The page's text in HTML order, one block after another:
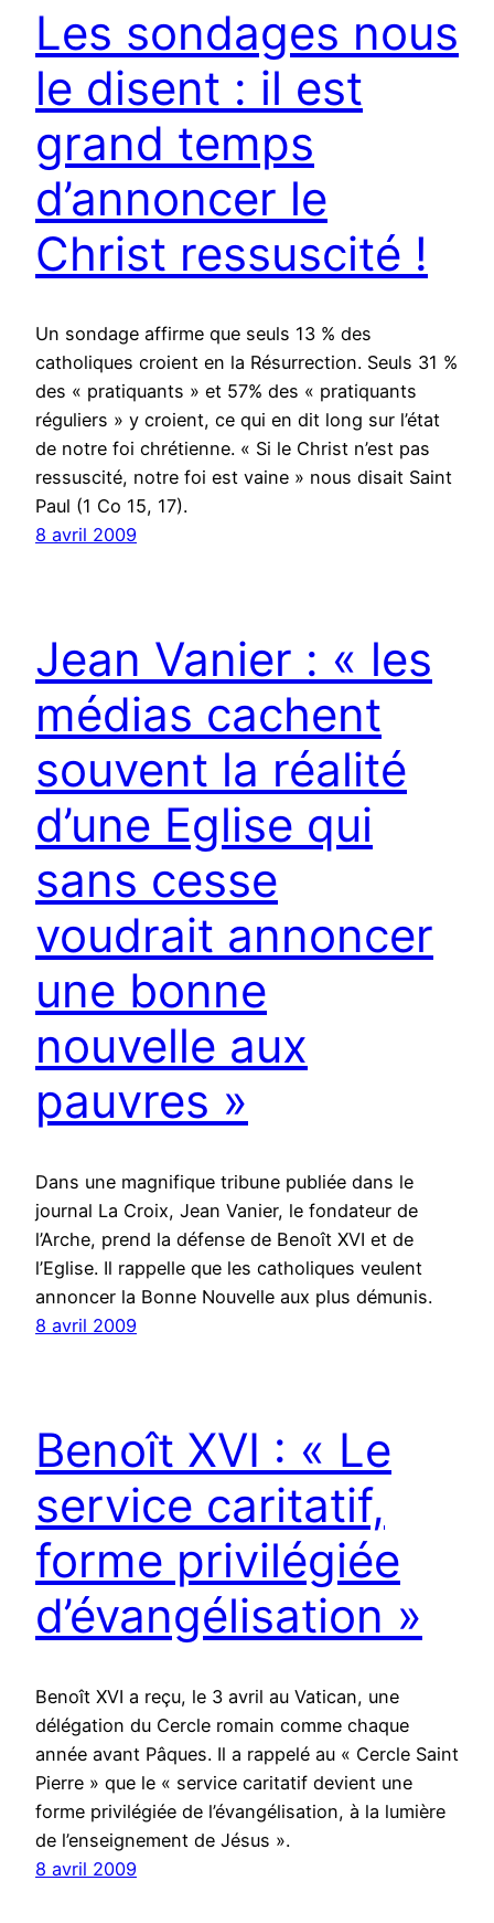
Les sondages nous
le disent : il est
grand temps
d’annoncer le
Christ ressuscité !
Un sondage affirme que seuls 13 % des
catholiques croient en la Résurrection. Seuls 31 %
des « pratiquants » et 57% des « pratiquants
réguliers » y croient, ce qui en dit long sur l’état
de notre foi chrétienne. « Si le Christ n’est pas
ressuscité, notre foi est vaine » nous disait Saint
Paul (1 Co 15, 17).
8 avril 2009
Jean Vanier : « les
médias cachent
souvent la réalité
d’une Eglise qui
sans cesse
voudrait annoncer
une bonne
nouvelle aux
pauvres »
Dans une magnifique tribune publiée dans le
journal La Croix, Jean Vanier, le fondateur de
l’Arche, prend la défense de Benoît XVI et de
l’Eglise. Il rappelle que les catholiques veulent
annoncer la Bonne Nouvelle aux plus démunis.
8 avril 2009
Benoît XVI : « Le
service caritatif,
forme privilégiée
d’évangélisation »
Benoît XVI a reçu, le 3 avril au Vatican, une
délégation du Cercle romain comme chaque
année avant Pâques. Il a rappelé au « Cercle Saint
Pierre » que le « service caritatif devient une
forme privilégiée de l’évangélisation, à la lumière
de l’enseignement de Jésus ».
8 avril 2009